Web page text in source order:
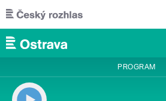
Přejít k hlavnímu obsahu
PROGRAM